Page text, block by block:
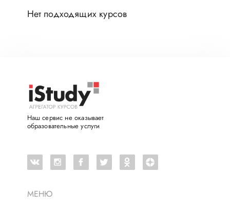
Нет подходящих курсов
МЕНЮ
Наш сервис не оказывает
образовательные услуги